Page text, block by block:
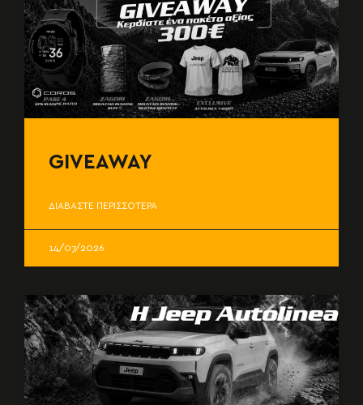
GIVEAWAY
ΔΙΑΒΑΣΤΕ ΠΕΡΙΣΣΟΤΕΡΑ
14/07/2026